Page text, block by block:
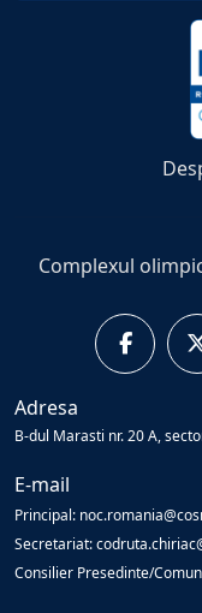
Complexul
Adresa
B-dul Marasti nr. 20 A,
E-mail
Principal:
Secretariat:
Consilier Presedinte/